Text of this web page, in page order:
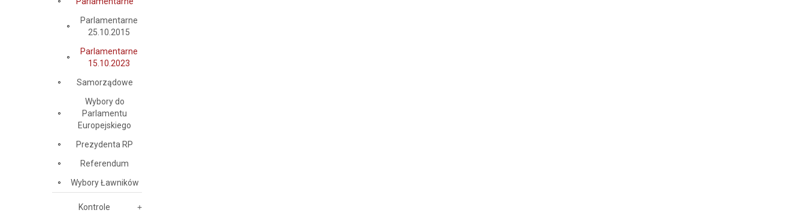
Parlamentarne
25.10.2015
Parlamentarne
15.10.2023
Samorządowe
Wybory do
Parlamentu
Europejskiego
Prezydenta RP
Referendum
Wybory Ławników
Kontrole